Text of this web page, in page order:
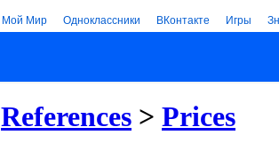
Мой Мир Одноклассники ВКонтакте Игры
References > Prices